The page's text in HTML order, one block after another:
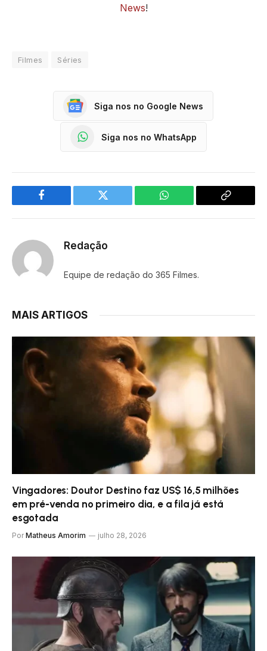
News!
Filmes Séries
Siga nos no Google News
Siga nos no WhatsApp
Facebook Twitter WhatsApp
Copy
Redação
Equipe de redação do 365 Filmes.
MAIS ARTIGOS
Vingadores: Doutor Destino faz US$ 16,5 milhões
em pré-venda no primeiro dia, e a fila já está
esgotada
Por Matheus Amorim julho 28, 2026